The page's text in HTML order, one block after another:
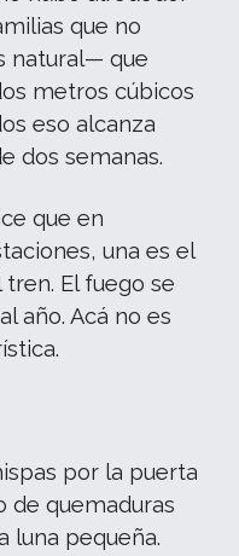
que no
natural— que
metros cúbicos
eso alcanza
dos semanas.
que en
una es el
El fuego se
año. Acá no es
por la puerta
de quemaduras
luna pequeña.